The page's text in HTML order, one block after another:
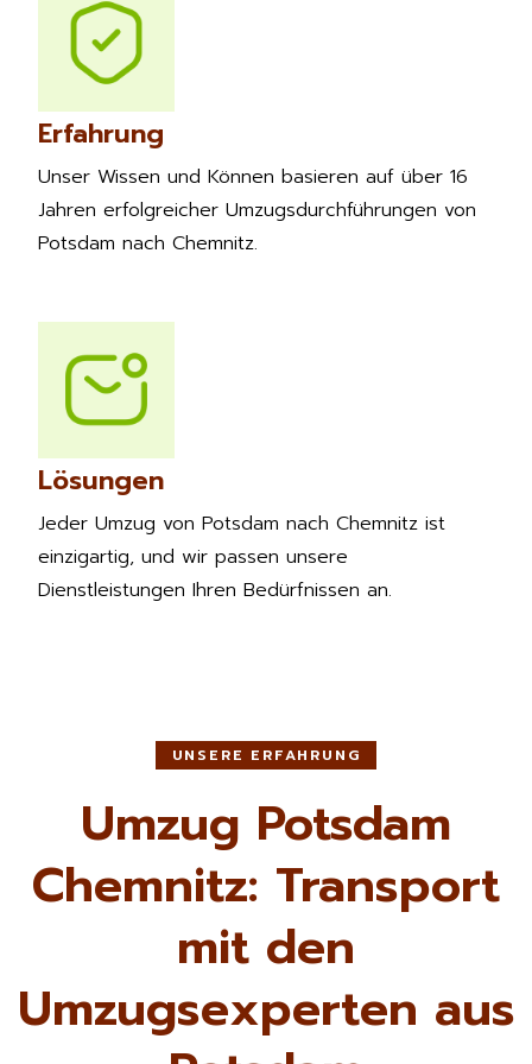
Erfahrung
Unser Wissen und Können basieren auf über 16
Jahren erfolgreicher Umzugsdurchführungen von
Potsdam nach Chemnitz.
Lösungen
Jeder Umzug von Potsdam nach Chemnitz ist
einzigartig, und wir passen unsere
Dienstleistungen Ihren Bedürfnissen an.
UNSERE ERFAHRUNG
Umzug Potsdam
Chemnitz: Transport
mit den
Umzugsexperten aus